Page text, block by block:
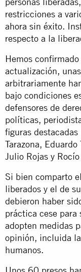
restricciones a
ahora sin éxito.
respecto a la
Hemos
actualización,
arbitrariamente
bajo condiciones
defensores de
políticas,
figuras
Tarazona,
Julio Rojas y
Si bien comparto
liberados y el de
debieron haber
práctica cese para
adopten medidas
opinión, incluida
humanos.